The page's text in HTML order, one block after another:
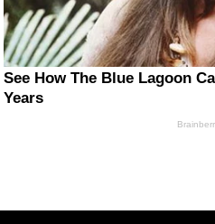
See How The Blue Lagoon
Years